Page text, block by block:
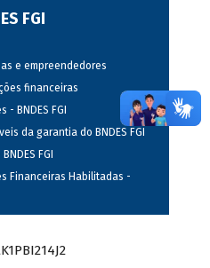
FGI
e empreendedores
financeiras
- BNDES FGI
da garantia do BNDES FGI
FGI
Financeiras Habilitadas -